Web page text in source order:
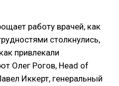
работу врачей, как
столкнулись,
привлекали
Олег Рогов, Head of
Иккерт, генеральный